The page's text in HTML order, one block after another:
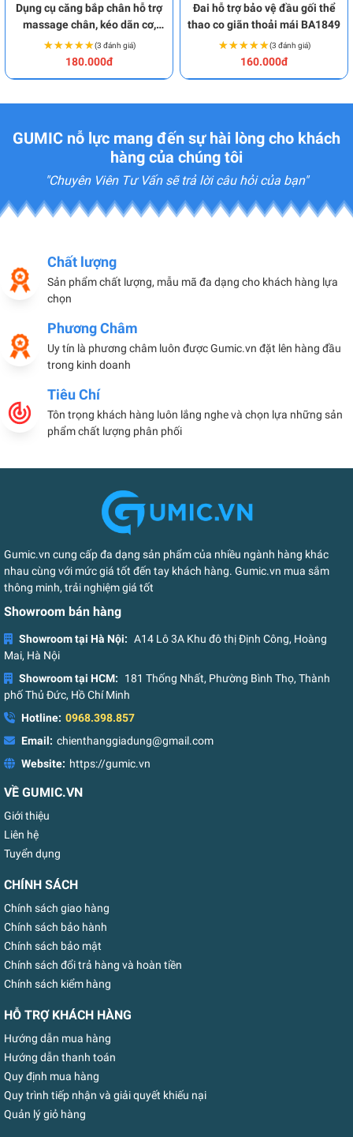
Dụng cụ căng bắp chân hỗ trợ
massage chân, kéo dãn cơ,
gân hiệu quả BA1962
★★★★★
★★★★★(3 đánh giá)
180.000đ
Đai hỗ trợ bảo vệ đầu gối thể
thao co giãn thoải mái BA1849
★★★★★
★★★★★(3 đánh giá)
160.000đ
GUMIC nỗ lực mang đến sự hài lòng cho khách
hàng của chúng tôi
"Chuyên Viên Tư Vấn sẽ trả lời câu hỏi của bạn"
Chất lượng
Sản phẩm chất lượng, mẫu mã đa dạng cho khách hàng lựa
chọn
Phương Châm
Uy tín là phương châm luôn được Gumic.vn đặt lên hàng đầu
trong kinh doanh
Tiêu Chí
Tôn trọng khách hàng luôn lắng nghe và chọn lựa những sản
phẩm chất lượng phân phối
Gumic.vn cung cấp đa dạng sản phẩm của nhiều ngành hàng khác
nhau cùng với mức giá tốt đến tay khách hàng. Gumic.vn mua sắm
thông minh, trải nghiệm giá tốt
Showroom bán hàng
Showroom tại Hà Nội: A14 Lô 3A Khu đô thị Định Công, Hoàng
Mai, Hà Nội
Showroom tại HCM:
181 Thống Nhất, Phường Bình Thọ, Thành
phố Thủ Đức, Hồ Chí Minh
Hotline: 0968.398.857
Email: chienthanggiadung@gmail.com
Website: https://gumic.vn
VỀ GUMIC.VN
Giới thiệu
Liên hệ
Tuyển dụng
CHÍNH SÁCH
Chính sách giao hàng
Chính sách bảo hành
Chính sách bảo mật
Chính sách đổi trả hàng và hoàn tiền
Chính sách kiểm hàng
HỖ TRỢ KHÁCH HÀNG
Hướng dẫn mua hàng
Hướng dẫn thanh toán
Quy định mua hàng
Quy trình tiếp nhận và giải quyết khiếu nại
Quản lý giỏ hàng